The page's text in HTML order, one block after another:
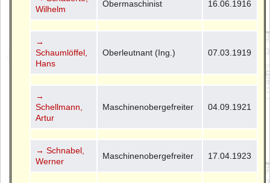
Wilhelm
Obermaschinist 16.06.1916
→
Schaumlöffel,
Hans
Oberleutnant (Ing.) 07.03.1919
→
Schellmann,
Artur
Maschinenobergefreiter 04.09.1921
→ Schnabel,
Werner
Maschinenobergefreiter 17.04.1923